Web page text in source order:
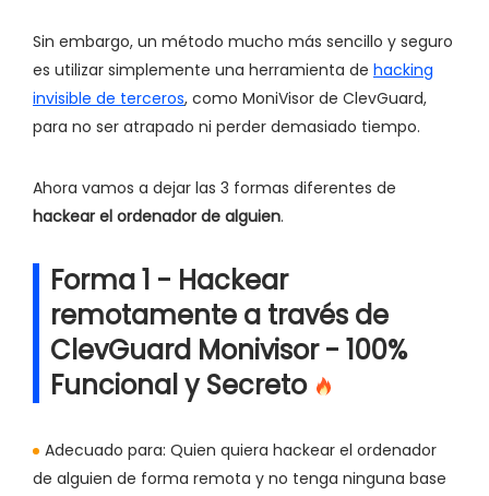
Sin embargo, un método mucho más sencillo y seguro
es utilizar simplemente una herramienta de hacking
invisible de terceros, como MoniVisor de ClevGuard,
para no ser atrapado ni perder demasiado tiempo.
Ahora vamos a dejar las 3 formas diferentes de
hackear el ordenador de alguien.
Forma 1 - Hackear
remotamente a través de
ClevGuard Monivisor - 100%
Funcional y Secreto
Adecuado para: Quien quiera hackear el ordenador
de alguien de forma remota y no tenga ninguna base